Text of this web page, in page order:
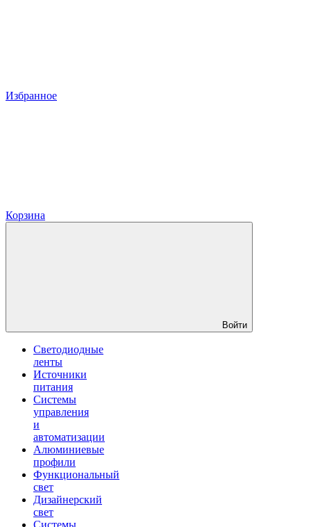
Избранное
Корзина
Войти
Светодиодные
ленты
Источники
питания
Системы
управления
и
автоматизации
Алюминиевые
профили
Функциональный
свет
Дизайнерский
свет
Системы